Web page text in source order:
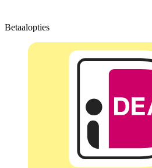
Betaalopties